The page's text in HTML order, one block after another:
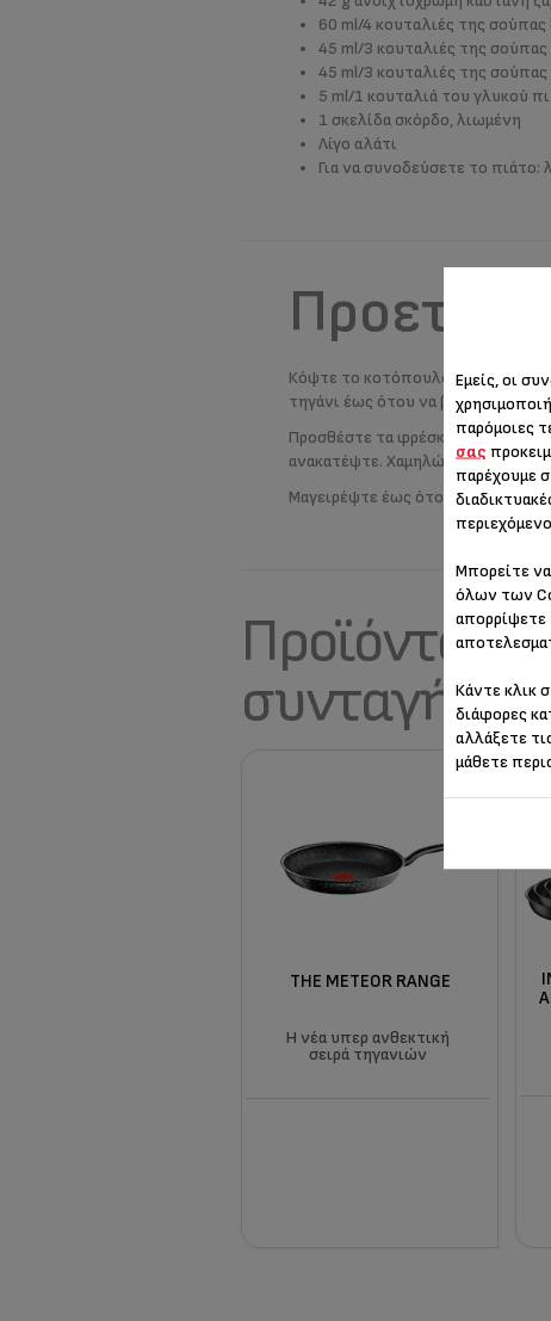
60 ml/4 κουταλιές της σούπας
45 ml/3 κουταλιές της σούπας
45 ml/3 κουταλιές της
5 ml/1 κουταλιά του γλυκού
1 σκελίδα σκόρδο, λιωμένη
Λίγο αλάτι
Για να συνοδεύσετε το πιάτο:
Κόψτε το κοτόπουλο σε λεπτές
τηγάνι έως ότου να βγάλει
Προσθέστε τα φρέσκα
ανακατέψτε. Χαμηλώστε λίγο τη
Μαγειρέψτε έως ότου να δέσει,
Προϊόντα
συνταγής
THE METEOR RANGE
Η νέα υπερ ανθεκτική
σειρά τηγανιών
Εμείς, οι
παρόμοιες
σας
παρέχουμε
Μπορείτε
όλων των
απορρίψετε
Κάντε κλικ
διάφορες
αλλάξετε
μάθετε